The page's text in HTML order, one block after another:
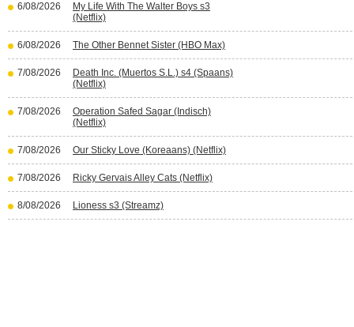
6/08/2026
My Life With The Walter Boys s3
(Netflix)
6/08/2026 The Other Bennet Sister (HBO Max)
7/08/2026
Death Inc. (Muertos S.L.) s4 (Spaans)
(Netflix)
7/08/2026
Operation Safed Sagar (Indisch)
(Netflix)
7/08/2026 Our Sticky Love (Koreaans) (Netflix)
7/08/2026 Ricky Gervais Alley Cats (Netflix)
8/08/2026 Lioness s3 (Streamz)